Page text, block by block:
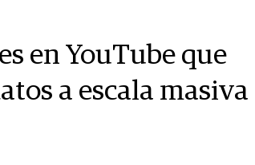
en YouTube que
a escala masiva